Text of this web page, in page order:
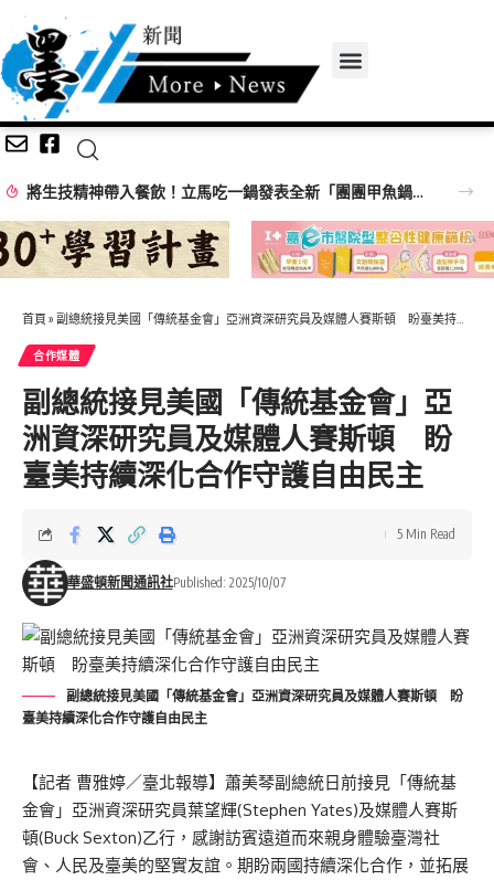
將生技精神帶入餐飲！立馬吃一鍋發表全新「團團甲魚鍋」 搶攻特色鍋物市場
首頁 » 副總統接見美國「傳統基金會」亞洲資深研究員及媒體人賽斯頓 盼臺美持續深化合作守護自由民主
合作媒體
副總統接見美國「傳統基金會」亞
洲資深研究員及媒體人賽斯頓 盼
臺美持續深化合作守護自由民主
華盛頓新聞通訊社Published: 2025/10/07
5 Min Read
副總統接見美國「傳統基金會」亞洲資深研究員及媒體人賽斯頓 盼
臺美持續深化合作守護自由民主
【記者 曹雅婷／臺北報導】蕭美琴副總統日前接見「傳統基
金會」亞洲資深研究員葉望輝(Stephen Yates)及媒體人賽斯
頓(Buck Sexton)乙行，感謝訪賓遠道而來親身體驗臺灣社
會、人民及臺美的堅實友誼。期盼兩國持續深化合作，並拓展